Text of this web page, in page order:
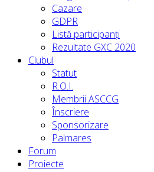
Cazare
GDPR
Listă participanți
Rezultate GXC 2020
Clubul
Statut
R.O.I.
Membrii ASCCG
Înscriere
Sponsorizare
Palmares
Forum
Proiecte